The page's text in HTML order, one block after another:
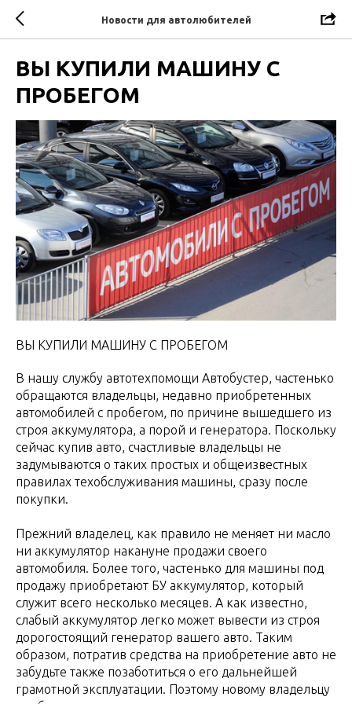
Новости для автолюбителей
ВЫ КУПИЛИ МАШИНУ С
ПРОБЕГОМ
ВЫ КУПИЛИ МАШИНУ С ПРОБЕГОМ
В нашу службу автотехпомощи Автобустер, частенько
обращаются владельцы, недавно приобретенных
автомобилей с пробегом, по причине вышедшего из
строя аккумулятора, а порой и генератора. Поскольку
сейчас купив авто, счастливые владельцы не
задумываются о таких простых и общеизвестных
правилах техобслуживания машины, сразу после
покупки.
Прежний владелец, как правило не меняет ни масло
ни аккумулятор накануне продажи своего
автомобиля. Более того, частенько для машины под
продажу приобретают БУ аккумулятор, который
служит всего несколько месяцев. А как известно,
слабый аккумулятор легко может вывести из строя
дорогостоящий генератор вашего авто. Таким
образом, потратив средства на приобретение авто не
забудьте также позаботиться о его дальнейшей
грамотной эксплуатации. Поэтому новому владельцу